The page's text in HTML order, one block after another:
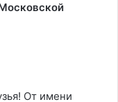
От имени